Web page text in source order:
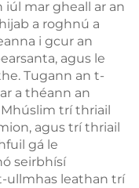
iúl mar gheall ar an
a roghnú a
i gcur an
agus le
Tugann an t-
a théann an
trí thriail
agus trí thriail
gá le
seirbhísí
ullmhas leathan trí